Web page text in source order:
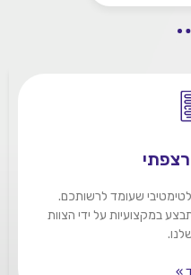
שעומד לרשותכם.
במקצועיות על ידי הצוות